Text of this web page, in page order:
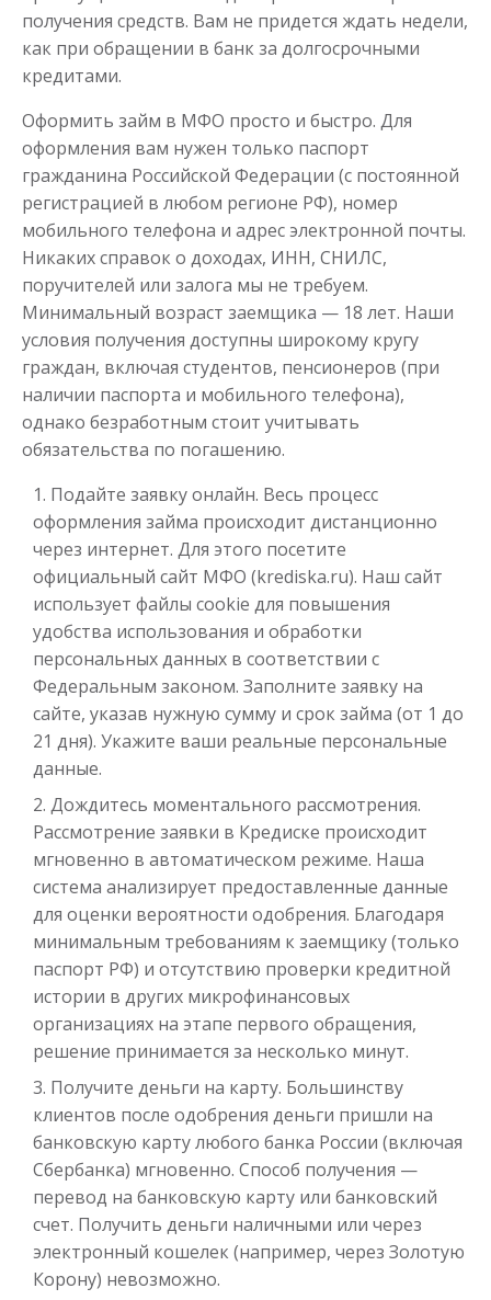
Моментальный займ
Сумма до50 000₽
Срок от 1до 21 дня
Получить
Одолжим до 30 дней
Срок от 1до 30 дня
Получить
Переведём в долг
Сумма до50 000₽
Срок от 1до 21 дня
Получить
Деньги до зарплаты
Сумма до50 000₽
Срок от 1до 21 дня
Получить
получения средств. Вам не придется ждать недели,
как при обращении в банк за долгосрочными
кредитами.
Оформить займ в МФО просто и быстро. Для
оформления вам нужен только паспорт
гражданина Российской Федерации (с постоянной
регистрацией в любом регионе РФ), номер
мобильного телефона и адрес электронной почты.
Никаких справок о доходах, ИНН, СНИЛС,
поручителей или залога мы не требуем.
Минимальный возраст заемщика — 18 лет. Наши
условия получения доступны широкому кругу
граждан, включая студентов, пенсионеров (при
наличии паспорта и мобильного телефона),
однако безработным стоит учитывать
обязательства по погашению.
Подайте заявку онлайн. Весь процесс
оформления займа происходит дистанционно
через интернет. Для этого посетите
официальный сайт МФО (krediska.ru). Наш сайт
использует файлы cookie для повышения
удобства использования и обработки
персональных данных в соответствии с
Федеральным законом. Заполните заявку на
сайте, указав нужную сумму и срок займа (от 1 до
21 дня). Укажите ваши реальные персональные
данные.
Дождитесь моментального рассмотрения.
Рассмотрение заявки в Кредиске происходит
мгновенно в автоматическом режиме. Наша
система анализирует предоставленные данные
для оценки вероятности одобрения. Благодаря
минимальным требованиям к заемщику (только
паспорт РФ) и отсутствию проверки кредитной
истории в других микрофинансовых
организациях на этапе первого обращения,
решение принимается за несколько минут.
Получите деньги на карту. Большинству
клиентов после одобрения деньги пришли на
банковскую карту любого банка России (включая
Сбербанка) мгновенно. Способ получения —
перевод на банковскую карту или банковский
счет. Получить деньги наличными или через
электронный кошелек (например, через Золотую
Корону) невозможно.